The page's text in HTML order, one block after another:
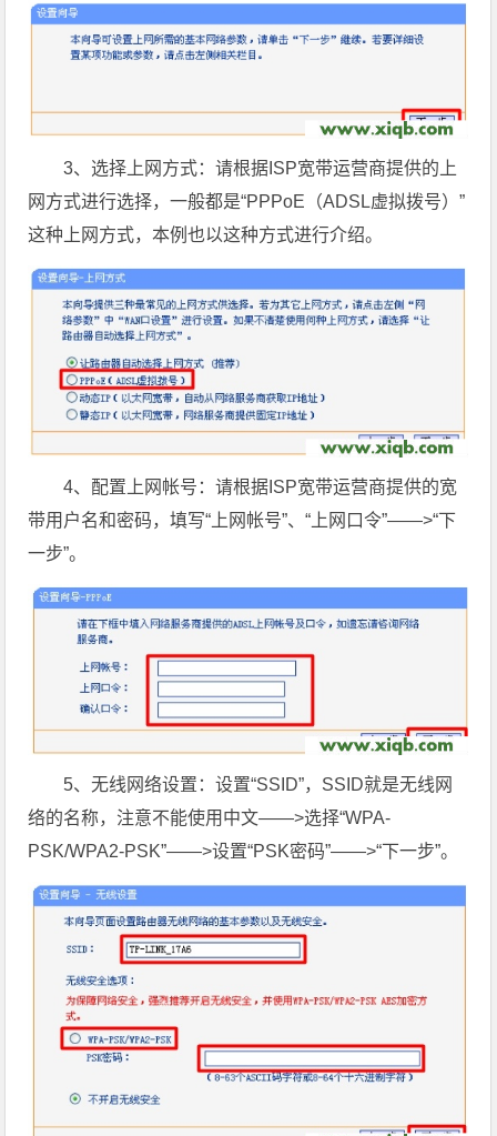
3、选择上网方式：请根据ISP宽带运营商提供的上
网方式进行选择，一般都是“PPPoE（ADSL虚拟拨号）”
这种上网方式，本例也以这种方式进行介绍。
4、配置上网帐号：请根据ISP宽带运营商提供的宽
带用户名和密码，填写“上网帐号”、“上网口令”——>“下
一步”。
5、无线网络设置：设置“SSID”，SSID就是无线网
络的名称，注意不能使用中文——>选择“WPA-
PSK/WPA2-PSK”——>设置“PSK密码”——>“下一步”。